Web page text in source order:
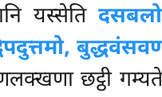
यस्सेति
छट्ठी